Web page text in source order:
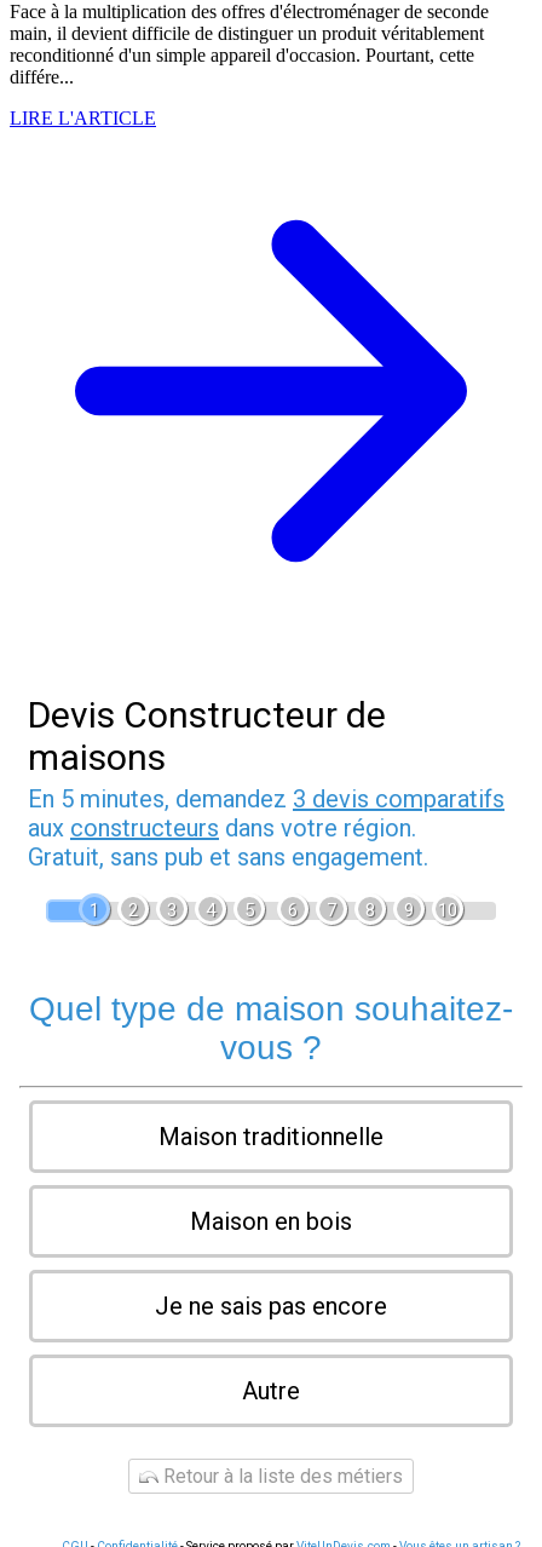
Face à la multiplication des offres d'électroménager de seconde
main, il devient difficile de distinguer un produit véritablement
reconditionné d'un simple appareil d'occasion. Pourtant, cette
différe...
LIRE L'ARTICLE
Devis Constructeur de
maisons
En 5 minutes, demandez 3 devis comparatifs
aux constructeurs dans votre région.
Gratuit, sans pub et sans engagement.
1 2 3 4 5 6 7 8 9 10
Quel type de maison souhaitez-
vous ?
Maison traditionnelle
Maison en bois
Je ne sais pas encore
Autre
Retour à la liste des métiers